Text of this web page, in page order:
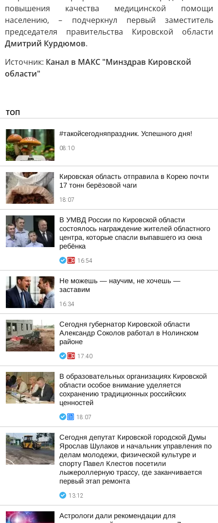
повышения качества медицинской помощи
населению, – подчеркнул первый заместитель
председателя правительства Кировской области
Дмитрий Курдюмов.
Источник: Канал в МАКС "Минздрав Кировской
области"
ТОП
#такойсегодняпраздник. Успешного дня!
08:10
Кировская область отправила в Корею почти
17 тонн берёзовой чаги
18:07
В УМВД России по Кировской области
состоялось награждение жителей областного
центра, которые спасли выпавшего из окна
ребёнка
16:54
Не можешь — научим, не хочешь —
заставим
16:34
Сегодня губернатор Кировской области
Александр Соколов работал в Нолинском
районе
17:40
В образовательных организациях Кировской
области особое внимание уделяется
сохранению традиционных российских
ценностей
18:07
Сегодня депутат Кировской городской Думы
Ярослав Шулаков и начальник управления по
делам молодежи, физической культуре и
спорту Павел Клестов посетили
лыжероллерную трассу, где заканчивается
первый этап ремонта
13:12
Астрологи дали рекомендации для